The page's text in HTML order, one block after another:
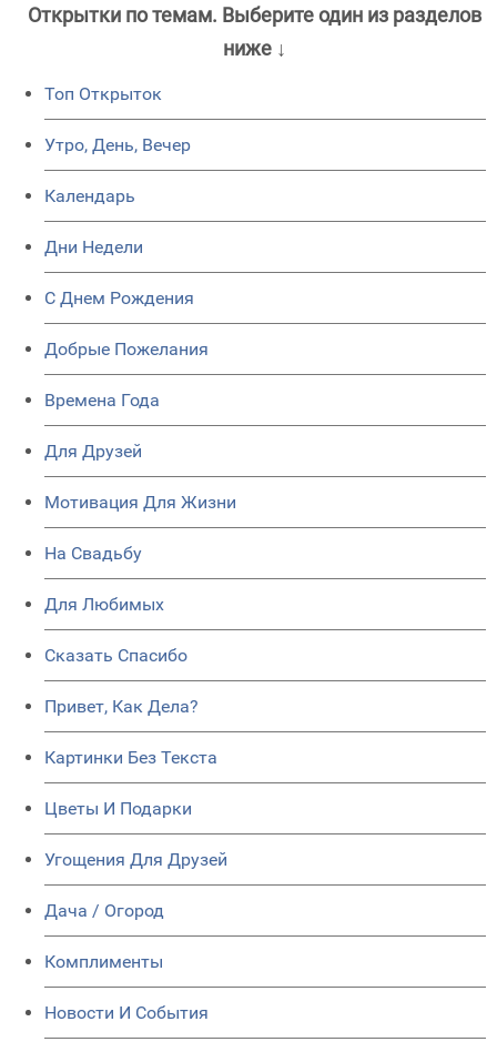
Открытки по темам. Выберите один из разделов
ниже ↓
Топ Открыток
Утро, День, Вечер
Календарь
Дни Недели
C Днем Рождения
Добрые Пожелания
Времена Года
Для Друзей
Мотивация Для Жизни
На Свадьбу
Для Любимых
Сказать Спасибо
Привет, Как Дела?
Картинки Без Текста
Цветы И Подарки
Угощения Для Друзей
Дача / Огород
Комплименты
Новости И События